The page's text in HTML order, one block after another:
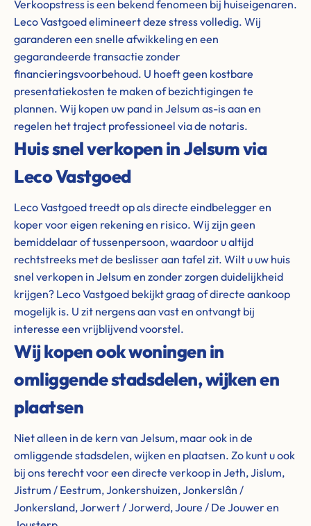
Verkoopstress is een bekend fenomeen bij huiseigenaren.
Leco Vastgoed elimineert deze stress volledig. Wij
garanderen een snelle afwikkeling en een
gegarandeerde transactie zonder
financieringsvoorbehoud. U hoeft geen kostbare
presentatiekosten te maken of bezichtigingen te
plannen. Wij kopen uw pand in Jelsum as-is aan en
regelen het traject professioneel via de notaris.
Huis snel verkopen in Jelsum via
Leco Vastgoed
Leco Vastgoed treedt op als directe eindbelegger en
koper voor eigen rekening en risico. Wij zijn geen
bemiddelaar of tussenpersoon, waardoor u altijd
rechtstreeks met de beslisser aan tafel zit. Wilt u uw huis
snel verkopen in Jelsum en zonder zorgen duidelijkheid
krijgen? Leco Vastgoed bekijkt graag of directe aankoop
mogelijk is. U zit nergens aan vast en ontvangt bij
interesse een vrijblijvend voorstel.
Wij kopen ook woningen in
omliggende stadsdelen, wijken en
plaatsen
Niet alleen in de kern van Jelsum, maar ook in de
omliggende stadsdelen, wijken en plaatsen. Zo kunt u ook
bij ons terecht voor een directe verkoop in Jeth, Jislum,
Jistrum / Eestrum, Jonkershuizen, Jonkerslân /
Jonkersland, Jorwert / Jorwerd, Joure / De Jouwer en